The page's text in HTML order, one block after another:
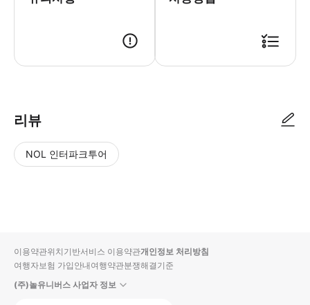
리뷰
NOL 인터파크투어
입니
다.
순
상
이용약관위치기반서비스 이용약관개인정보 처리방침
여행자보험 가입안내여행약관분쟁해결기준
(주)놀유니버스 사업자 정보